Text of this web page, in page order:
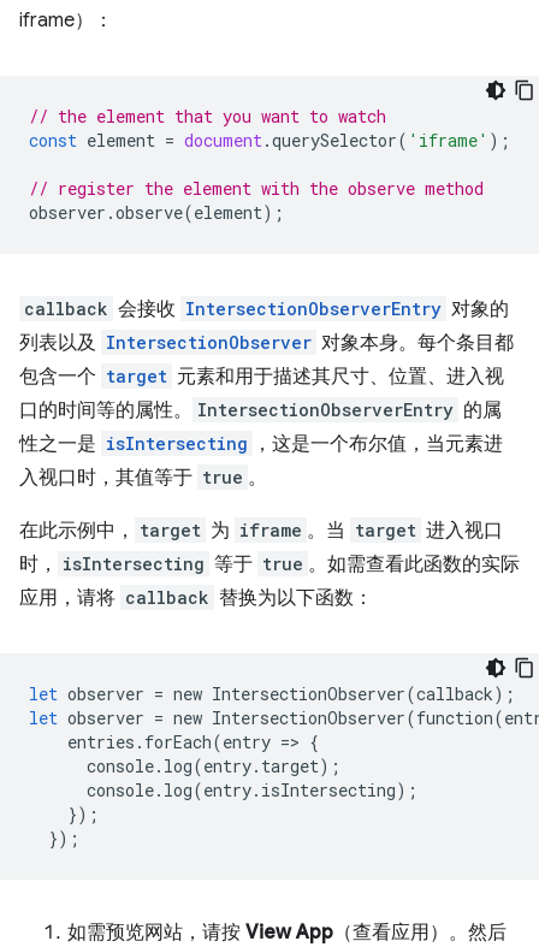
iframe）：
// the element that you want to watch
const element = document.querySelector( 'iframe' );
// register the element with the observe method
observer .observe(element);
callback 会接收 IntersectionObserverEntry 对象的
列表以及
IntersectionObserver 对象本身。每个条目都
包含一个 target 元素和用于描述其尺寸、位置、进入视
口的时间等的属性。
IntersectionObserverEntry 的属
性之一是 isIntersecting
，这是一个布尔值，当元素进
入视口时，其值等于 true 。
在此示例中， target 为 iframe 。当 target 进入视口
时，
isIntersecting 等于 true 。如需查看此函数的实际
应用，请将 callback 替换为以下函数：
let observer = new IntersectionObserver(callback);
let observer = new IntersectionObserver(function(
entries . forEach(entry => {
console. log(entry. target);
console. log(entry. isIntersecting);
});
});
如需预览网站，请按 View App （查看应用）。然后